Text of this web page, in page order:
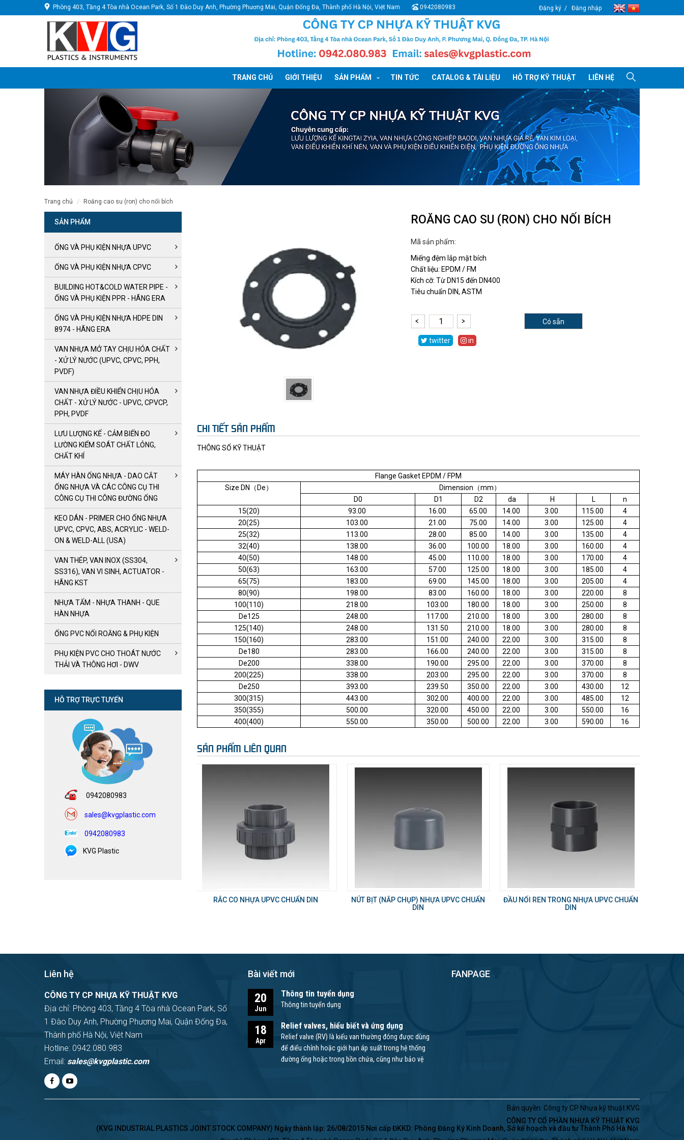
Phòng 403, Tầng 4 Tòa nhà Ocean Park, Số 1 Đào Duy Anh, Phường Phương Mai, Quận Đống Đa, Thành phố Hà Nội, Việt Nam 0942080983 Đăng ký Đăng nhập
TRANG CHỦ GIỚI THIỆU SẢN PHẨM TIN TỨC CATALOG & TÀI LIỆU HỖ TRỢ KỸ THUẬT LIÊN HỆ
trang chủ roăng cao su (ron) cho nối bích
SẢN PHẨM
ỐNG VÀ PHỤ KIỆN NHỰA UPVC
ỐNG VÀ PHỤ KIỆN NHỰA CPVC
BUILDING HOT&COLD WATER PIPE -
ỐNG VÀ PHỤ KIỆN PPR - HÃNG ERA
ỐNG VÀ PHỤ KIỆN NHỰA HDPE DIN
8974 - HÃNG ERA
VAN NHỰA MỞ TAY CHỊU HÓA CHẤT
- XỬ LÝ NƯỚC (UPVC, CPVC, PPH,
PVDF)
VAN NHỰA ĐIỀU KHIỂN CHỊU HÓA
CHẤT - XỬ LÝ NƯỚC - UPVC, CPVCP,
PPH, PVDF
LƯU LƯỢNG KẾ - CẢM BIẾN ĐO
LƯỜNG KIỂM SOÁT CHẤT LỎNG,
CHẤT KHÍ
MÁY HÀN ỐNG NHỰA - DAO CẮT
ỐNG NHỰA VÀ CÁC CÔNG CỤ THI
CÔNG CỤ THI CÔNG ĐƯỜNG ỐNG
KEO DÁN - PRIMER CHO ỐNG NHỰA
UPVC, CPVC, ABS, ACRYLIC - WELD-
ON & WELD-ALL (USA)
VAN THÉP, VAN INOX (SS304,
SS316), VAN VI SINH, ACTUATOR -
HÃNG KST
NHỰA TẤM - NHỰA THANH - QUE
HÀN NHỰA
ỐNG PVC NỐI ROĂNG & PHỤ KIỆN
PHỤ KIỆN PVC CHO THOÁT NƯỚC
THẢI VÀ THÔNG HƠI - DWV
HỖ TRỢ TRỰC TUYẾN
0942080983
sales@kvgplastic.com
0942080983
KVG Plastic
ROĂNG CAO SU (RON) CHO NỐI BÍCH
Mã sản phẩm:
Miếng đệm lắp mặt bích
Chất liệu: EPDM / FM
Kích cỡ: Từ DN15 đến DN400
Tiêu chuẩn DIN, ASTM
Có sẵn
twitter in
CHI TIẾT SẢN PHẨM
THÔNG SỐ KỸ THUẬT
Flange Gasket EPDM / FPM
Size DN（De）
Dimension（mm）
D0
D1 D2 da H L
n
15(20)
93.00 16.00 65.00 14.00 3.00 115.00
4
20(25)
103.00 21.00 75.00 14.00 3.00 125.00
4
25(32)
113.00 28.00 85.00 14.00 3.00 135.00
4
32(40)
138.00 36.00 100.00 18.00 3.00 160.00
4
40(50)
148.00 45.00 110.00 18.00 3.00 170.00
4
50(63)
163.00 57.00 125.00 18.00 3.00 185.00
4
65(75)
183.00 69.00 145.00 18.00 3.00 205.00
4
80(90)
198.00 83.00 160.00 18.00 3.00 220.00
8
100(110)
218.00 103.00 180.00 18.00 3.00 250.00
8
De125
248.00 117.00 210.00 18.00 3.00 280.00
8
125(140)
248.00 131.50 210.00 18.00 3.00 280.00
8
150(160)
283.00 151.00 240.00 22.00 3.00 315.00
8
De180
283.00 166.00 240.00 22.00 3.00 315.00
8
De200
338.00 190.00 295.00 22.00 3.00 370.00
8
200(225)
338.00 203.00 295.00 22.00 3.00 370.00
8
De250
393.00 239.50 350.00 22.00 3.00 430.00
12
300(315)
443.00 302.00 400.00 22.00 3.00 485.00
12
350(355)
500.00 320.00 450.00 22.00 3.00 550.00
16
400(400)
550.00 350.00 500.00 22.00 3.00 590.00 16
SẢN PHẨM LIÊN QUAN
RẮC CO NHỰA UPVC CHUẨN DIN
NÚT BỊT (NẮP CHỤP) NHỰA UPVC CHUẨN
DIN
ĐẦU NỐI REN TRONG NHỰA UPVC CHUẨN
DIN
Liên hệ
CÔNG TY CP NHỰA KỸ THUẬT KVG
Địa chỉ: Phòng 403, Tầng 4 Tòa nhà Ocean Park, Số
1 Đào Duy Anh, Phường Phương Mai, Quận Đống Đa,
Thành phố Hà Nội, Việt Nam
Hotline: 0942.080.983
Email: sales@kvgplastic.com
Bài viết mới
20
Jun
Thông tin tuyển dụng
Thông tin tuyển dụng
18
Apr
Relief valves, hiểu biết và ứng dụng
Relief valve (RV) là kiểu van thường đóng được dùng
để điểu chỉnh hoặc giới hạn áp suất trong hệ thống
đường ống hoặc trong bồn chứa, cũng như bảo vệ
FANPAGE
Bản quyền: Công ty CP Nhựa kỹ thuật KVG
CÔNG TY CỔ PHẦN NHỰA KỸ THUẬT KVG
(KVG INDUSTRIAL PLASTICS JOINT STOCK COMPANY) Ngày thành lập: 26/08/2015 Nơi cấp ĐKKD: Phòng Đăng Ký Kinh Doanh, Sở kế hoạch và đầu tư Thành Phố Hà Nội